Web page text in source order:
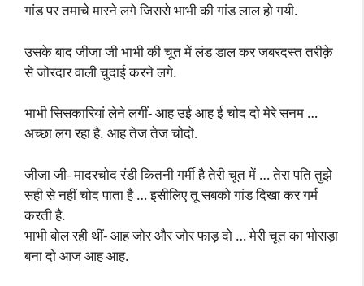
गांड पर तमाचे मारने लगे जिससे भाभी की गांड लाल हो गयी.
उसके बाद जीजा जी भाभी की चूत में लंड डाल कर जबरदस्त तरीक़े
से जोरदार वाली चुदाई करने लगे.
भाभी सिसकारियां लेने लगीं- आह उई आह ई चोद दो मेरे सनम …
अच्छा लग रहा है. आह तेज तेज चोदो.
जीजा जी- मादरचोद रंडी कितनी गर्मी है तेरी चूत में … तेरा पति तुझे
सही से नहीं चोद पाता है … इसीलिए तू सबको गांड दिखा कर गर्म
करती है.
भाभी बोल रही थीं- आह जोर और जोर फाड़ दो … मेरी चूत का भोसड़ा
बना दो आज आह आह.